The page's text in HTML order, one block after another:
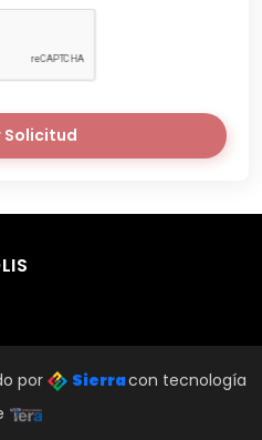
Solicitud
por Sierracon tecnología